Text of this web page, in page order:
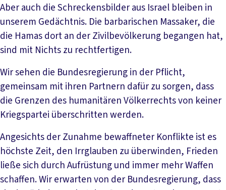
Aber auch die Schreckensbilder aus Israel bleiben in
unserem Gedächtnis. Die barbarischen Massaker, die
die Hamas dort an der Zivilbevölkerung begangen hat,
sind mit Nichts zu rechtfertigen.
Wir sehen die Bundesregierung in der Pflicht,
gemeinsam mit ihren Partnern dafür zu sorgen, dass
die Grenzen des humanitären Völkerrechts von keiner
Kriegspartei überschritten werden.
Angesichts der Zunahme bewaffneter Konflikte ist es
höchste Zeit, den Irrglauben zu überwinden, Frieden
ließe sich durch Aufrüstung und immer mehr Waffen
schaffen. Wir erwarten von der Bundesregierung, dass